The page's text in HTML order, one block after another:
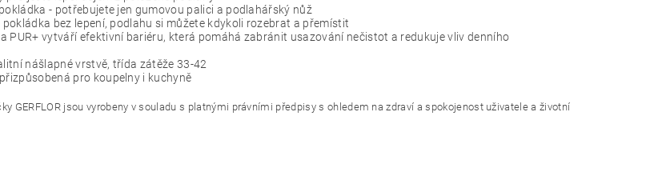
- potřebujete jen gumovou palici a podlahářský nůž
bez lepení, podlahu si můžete kdykoli rozebrat a přemístit
PUR+ vytváří efektivní bariéru, která pomáhá zabránit usazování nečistot a redukuje vliv denního
nášlapné vrstvě, třída zátěže 33-42
pro koupelny i kuchyně
GERFLOR jsou vyrobeny v souladu s platnými právními předpisy s ohledem na zdraví a spokojenost uživatele a životní